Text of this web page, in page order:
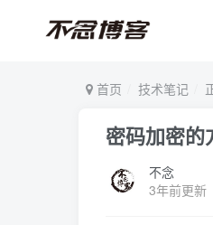
首页 技术笔记
密码加密的
不念
3年前更新